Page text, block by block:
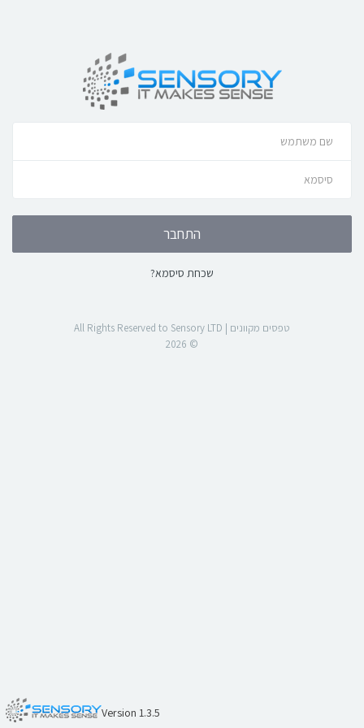
התחבר
שכחת סיסמא?
טפסים מקוונים | All Rights Reserved to Sensory LTD
© 2026
Version 1.3.5